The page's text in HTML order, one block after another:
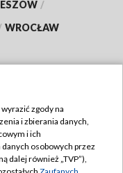
/
WROCŁAW
zgody na
i zbierania danych,
i ich
osobowych przez
dalej również „TVP”),